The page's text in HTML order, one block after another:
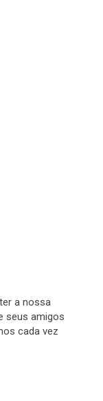
a nossa
seus amigos
cada vez